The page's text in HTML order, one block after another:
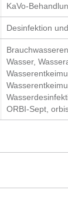
KaVo-
Desinfektion
Wasser,
ORBI-Sept,